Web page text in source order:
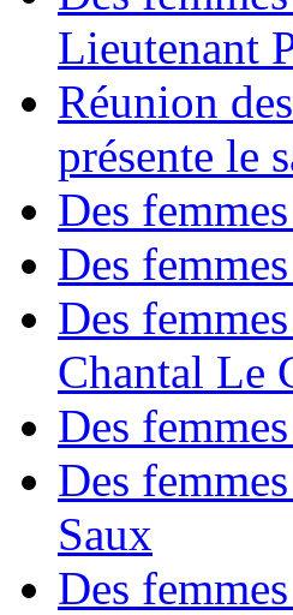
Lieutenant
Réunion
présente le
Des
Des
Des
Chantal Le
Des
Des
Saux
Des